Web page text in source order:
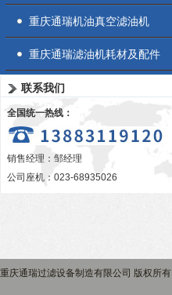
重庆通瑞机油真空滤油机
重庆通瑞滤油机耗材及配件
联系我们
全国统一热线：
销售经理：邹经理
公司座机：023-68935026
重庆通瑞过滤设备制造有限公司 版权所有